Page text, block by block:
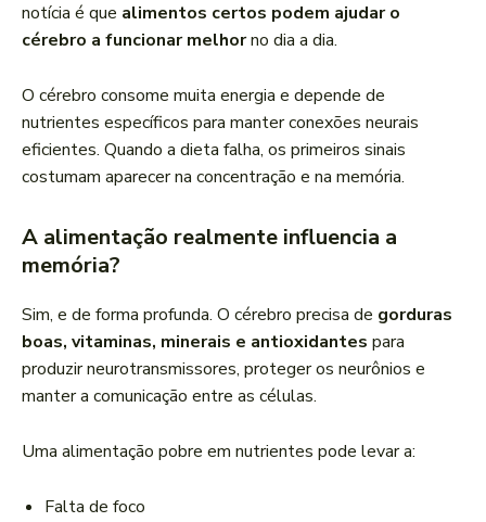
notícia é que alimentos certos podem ajudar o
cérebro a funcionar melhorno dia a dia.
O cérebro consome muita energia e depende de
nutrientes específicos para manter conexões neurais
eficientes. Quando a dieta falha, os primeiros sinais
costumam aparecer na concentração e na memória.
A alimentação realmente influencia a
memória?
Sim, e de forma profunda. O cérebro precisa de gorduras
boas, vitaminas, minerais e antioxidantes para
produzir neurotransmissores, proteger os neurônios e
manter a comunicação entre as células.
Uma alimentação pobre em nutrientes pode levar a:
Falta de foco